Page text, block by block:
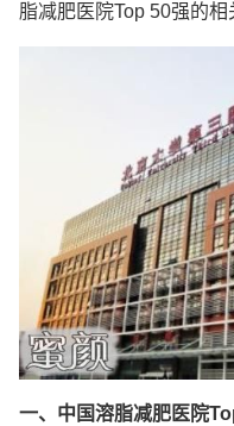
脂减肥医院Top 50强的相
一、中国溶脂减肥医院